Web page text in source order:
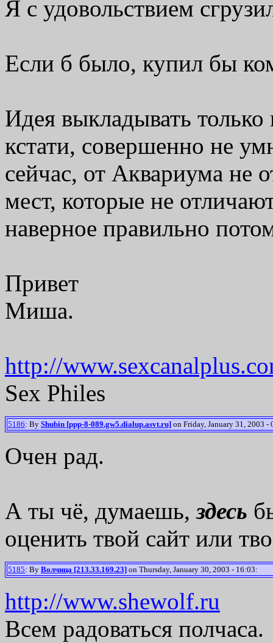
Я с удовольствием
Если б было, купил бы
Идея выкладывать
кстати, совершенно не
сейчас, от Аквариума не
мест, которые не
наверное правильно
Привет
Миша.
http://
Sex Philes
5186: By Shubin [ppp-8-089.gw5.dialup.asvt.ru] on Friday, January 31, 2003 -
Очен рад.
А ты чё, думаешь,здесь
оценить твой сайт или
5185: By Волчица [213.33.169.23] on Thursday, January 30, 2003 - 16:03:
http://www.shewolf.ru
Всем радоваться полчаса.